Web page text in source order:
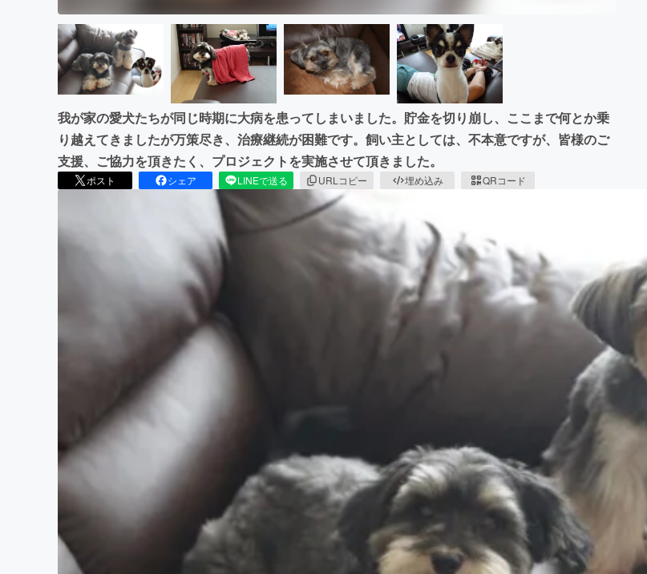
我が家の愛犬たちが同じ時期に大病を患ってしまいました。貯金を切り崩し、ここまで何とか乗
り越えてきましたが万策尽き、治療継続が困難です。飼い主としては、不本意ですが、皆様のご
支援、ご協力を頂きたく、プロジェクトを実施させて頂きました。
ポスト シェア LINEで送る URLコピー 埋め込み QRコード